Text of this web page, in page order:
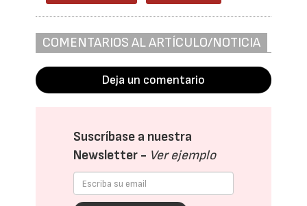
COMENTARIOS AL ARTÍCULO/NOTICIA
Deja un comentario
Suscríbase a nuestra
Newsletter - Ver ejemplo